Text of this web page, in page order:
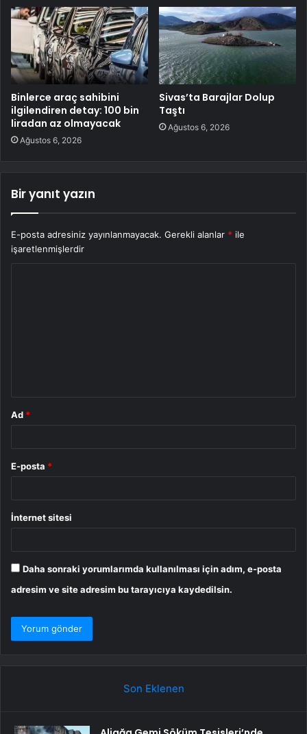
Binlerce araç sahibini
ilgilendiren detay: 100 bin
liradan az olmayacak
Ağustos 6, 2026
Sivas’ta Barajlar Dolup
Taştı
Ağustos 6, 2026
Bir yanıt yazın
E-posta adresiniz yayınlanmayacak. Gerekli alanlar * ile
işaretlenmişlerdir
Ad *
E-posta *
İnternet sitesi
Daha sonraki yorumlarımda kullanılması için adım, e-posta
adresim ve site adresim bu tarayıcıya kaydedilsin.
Son Eklenen